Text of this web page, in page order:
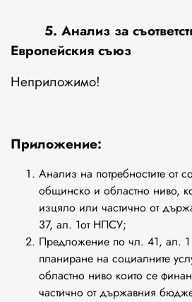
5. Анализ за
Европейския съюз
Неприложимо!
Приложение:
Анализ на потребностите от
общинско и областно ниво,
изцяло или частично от
37, ал. 1от НПСУ;
Предложение по чл. 41, ал.
планиране на социалните
областно ниво които се
частично от държавния